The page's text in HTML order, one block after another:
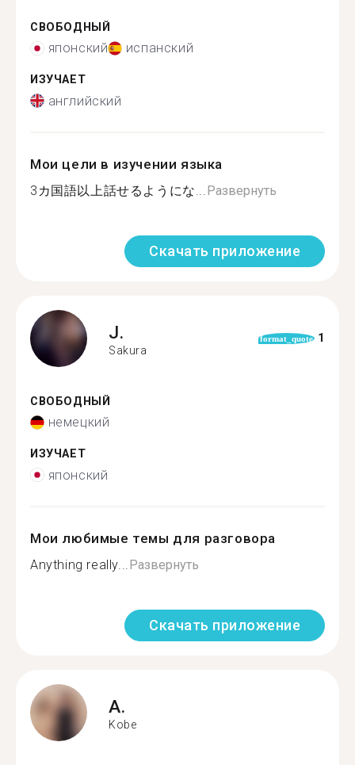
СВОБОДНЫЙ
японский испанский
ИЗУЧАЕТ
английский
Мои цели в изучении языка
3カ国語以上話せるようにな... Развернуть
Скачать приложение
J.
Sakura
format_quote 1
СВОБОДНЫЙ
немецкий
ИЗУЧАЕТ
японский
Мои любимые темы для разговора
Anything really... Развернуть
Скачать приложение
A.
Kobe